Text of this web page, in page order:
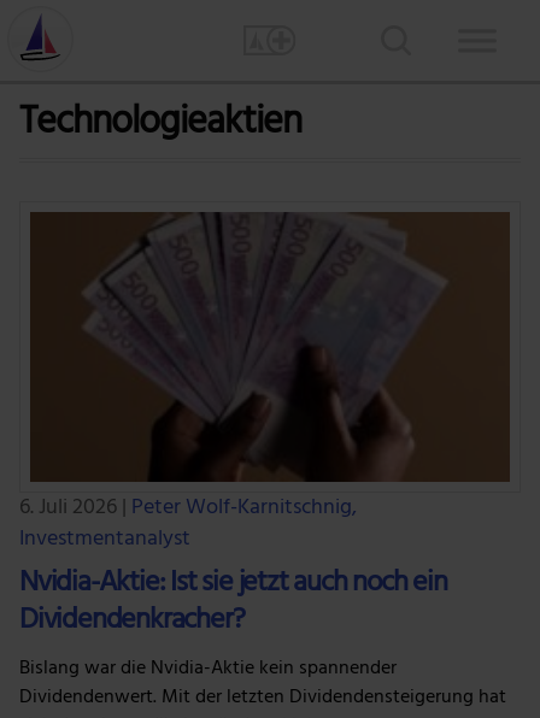
Technologieaktien
6. Juli 2026 | Peter Wolf-Karnitschnig,
Investmentanalyst
Nvidia-Aktie: Ist sie jetzt auch noch ein
Dividendenkracher?
Bislang war die Nvidia-Aktie kein spannender
Dividendenwert. Mit der letzten Dividendensteigerung hat